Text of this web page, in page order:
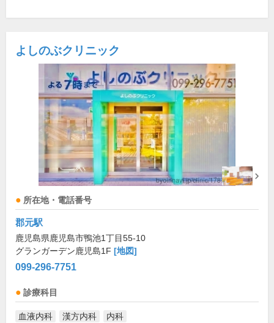
よしのぶクリニック
所在地・電話番号
郡元駅
鹿児島県鹿児島市鴨池1丁目55-10
グランガーデン鹿児島1F [地図]
099-296-7751
診療科目
血液内科 漢方内科 内科